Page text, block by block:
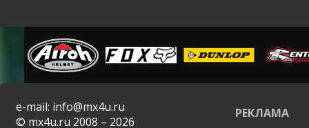
e-mail: info@mx4u.ru
© mx4u.ru 2008 – 2026
РЕКЛАМА